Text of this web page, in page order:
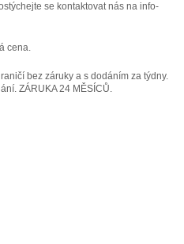
se kontaktovat nás na info-
cena.
bez záruky a s dodáním za týdny.
ZÁRUKA 24 MĚSÍCŮ.